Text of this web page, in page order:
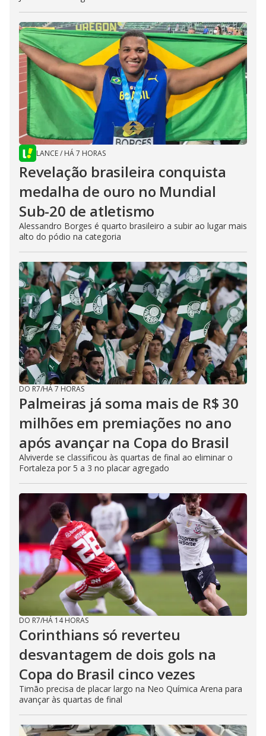
LANCE/ HÁ 7 HORAS
Revelação brasileira conquista
medalha de ouro no Mundial
Sub-20 de atletismo
Alessandro Borges é quarto brasileiro a subir ao lugar mais
alto do pódio na categoria
DO R7/HÁ 7 HORAS
Palmeiras já soma mais de R$ 30
milhões em premiações no ano
após avançar na Copa do Brasil
Alviverde se classificou às quartas de final ao eliminar o
Fortaleza por 5 a 3 no placar agregado
DO R7/HÁ 14 HORAS
Corinthians só reverteu
desvantagem de dois gols na
Copa do Brasil cinco vezes
Timão precisa de placar largo na Neo Química Arena para
avançar às quartas de final